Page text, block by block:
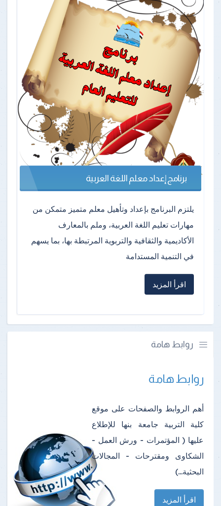
برنامج إعداد معلم اللغة العربية
يلتزم البرنامج بإعداد وتأهيل معلم متميز متمكن من
مهارات تعليم اللغة العربية، وملم بالمعارف
الأكاديمية والثقافية والتربوية المرتبطة بها، بما يسهم
في التنمية المستدامة
اقرأ المزيد
روابط هامة
روابط هامة
أهم الروابط والصفحات على موقع
كلية التربية جامعة بنها للإطلاع
عليها ( المؤتمرات - ورش العمل -
الشكاوى ومقترحات - المجالات
البحثية...)
اقرأ المزيد